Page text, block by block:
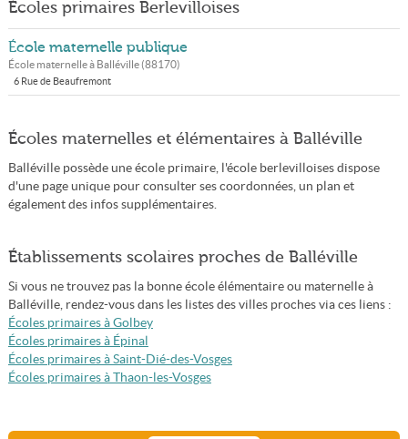
Écoles primaires Berlevilloises
École maternelle publique
École maternelle à Balléville(88170)
6 Rue de Beaufremont
Écoles maternelles et élémentaires à Balléville
Balléville possède une école primaire, l'école berlevilloises dispose
d'une page unique pour consulter ses coordonnées, un plan et
également des infos supplémentaires.
Établissements scolaires proches de Balléville
Si vous ne trouvez pas la bonne école élémentaire ou maternelle à
Balléville, rendez-vous dans les listes des villes proches via ces liens :
Écoles primaires à Golbey
Écoles primaires à Épinal
Écoles primaires à Saint-Dié-des-Vosges
Écoles primaires à Thaon-les-Vosges